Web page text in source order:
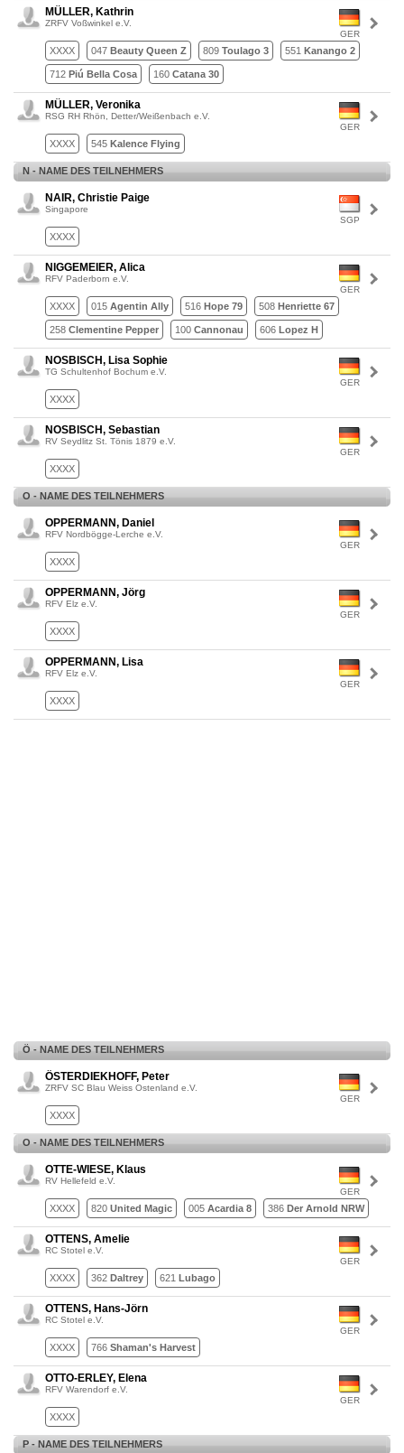
GER
MÜLLER, Kathrin
ZRFV Voßwinkel e.V.
XXXX 047 Beauty Queen Z 809 Toulago 3 551 Kanango 2
712 Piú Bella Cosa 160 Catana 30
GER
MÜLLER, Veronika
RSG RH Rhön, Detter/Weißenbach e.V.
XXXX 545 Kalence Flying
N - NAME DES TEILNEHMERS
SGP
NAIR, Christie Paige
Singapore
XXXX
GER
NIGGEMEIER, Alica
RFV Paderborn e.V.
XXXX 015 Agentin Ally 516 Hope 79 508 Henriette 67
258 Clementine Pepper 100 Cannonau 606 Lopez H
GER
NOSBISCH, Lisa Sophie
TG Schultenhof Bochum e.V.
XXXX
GER
NOSBISCH, Sebastian
RV Seydlitz St. Tönis 1879 e.V.
XXXX
O - NAME DES TEILNEHMERS
GER
OPPERMANN, Daniel
RFV Nordbögge-Lerche e.V.
XXXX
GER
OPPERMANN, Jörg
RFV Elz e.V.
XXXX
GER
OPPERMANN, Lisa
RFV Elz e.V.
XXXX
Ö - NAME DES TEILNEHMERS
GER
ÖSTERDIEKHOFF, Peter
ZRFV SC Blau Weiss Ostenland e.V.
XXXX
O - NAME DES TEILNEHMERS
GER
OTTE-WIESE, Klaus
RV Hellefeld e.V.
XXXX 820 United Magic 005 Acardia 8 386 Der Arnold NRW
GER
OTTENS, Amelie
RC Stotel e.V.
XXXX 362 Daltrey 621 Lubago
GER
OTTENS, Hans-Jörn
RC Stotel e.V.
XXXX 766 Shaman's Harvest
GER
OTTO-ERLEY, Elena
RFV Warendorf e.V.
XXXX
P - NAME DES TEILNEHMERS